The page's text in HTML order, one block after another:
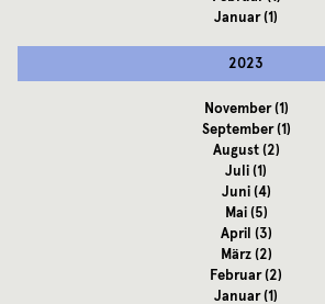
Januar(1)
2023
November(1)
September(1)
August(2)
Juli(1)
Juni(4)
Mai(5)
April (3)
März(2)
Februar(2)
Januar(1)